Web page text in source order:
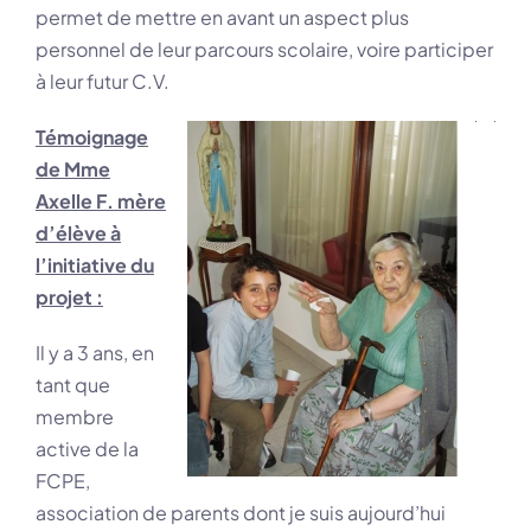
permet de mettre en avant un aspect plus
personnel de leur parcours scolaire, voire participer
à leur futur C.V.
Témoignage
de Mme
Axelle F. mère
d’élève à
l’initiative du
projet :
Il y a 3 ans, en
tant que
membre
active de la
FCPE,
association de parents dont je suis aujourd’hui